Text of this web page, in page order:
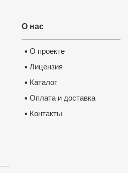
О нас
• О проекте
• Лицензия
• Каталог
• Оплата и доставка
• Контакты